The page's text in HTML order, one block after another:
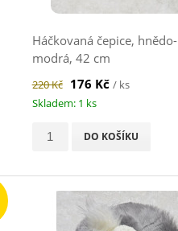
Háčkovaná čepice, hnědo-
modrá, 42 cm
220 Kč 176 Kč / ks
Skladem: 1 ks
DO KOŠÍKU